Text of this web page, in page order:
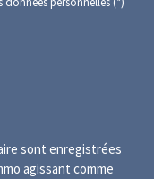
sont enregistrées
agissant comme